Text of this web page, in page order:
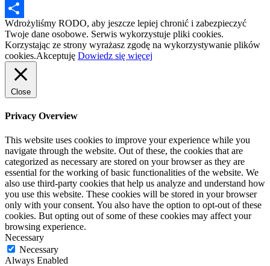
Podziel
się
Wdrożyliśmy RODO, aby jeszcze lepiej chronić i zabezpieczyć
Twoje dane osobowe. Serwis wykorzystuje pliki cookies.
Korzystając ze strony wyrażasz zgodę na wykorzystywanie plików
cookies.Akceptuję Dowiedz się więcej
Close
Privacy Overview
This website uses cookies to improve your experience while you
navigate through the website. Out of these, the cookies that are
categorized as necessary are stored on your browser as they are
essential for the working of basic functionalities of the website. We
also use third-party cookies that help us analyze and understand how
you use this website. These cookies will be stored in your browser
only with your consent. You also have the option to opt-out of these
cookies. But opting out of some of these cookies may affect your
browsing experience.
Necessary
Necessary
Always Enabled